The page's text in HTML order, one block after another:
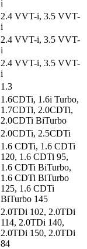
i
2.4 VVT-i, 3.5 VVT-
i
2.4 VVT-i, 3.5 VVT-
i
2.4 VVT-i, 3.5 VVT-
i
1.3
1.6CDTi, 1.6i Turbo,
1.7CDTi, 2.0CDTi,
2.0CDTi BiTurbo
2.0CDTi, 2.5CDTi
1.6 CDTi, 1.6 CDTi
120, 1.6 CDTi 95,
1.6 CDTi BiTurbo,
1.6 CDTi BiTurbo
125, 1.6 CDTi
BiTurbo 145
2.0TDi 102, 2.0TDi
114, 2.0TDi 140,
2.0TDi 150, 2.0TDi
84